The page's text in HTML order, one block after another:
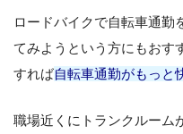
ロードバイクで自転車通勤
てみようという方にもおす
すれば自転車通勤がもっと
職場近くにトランクルーム